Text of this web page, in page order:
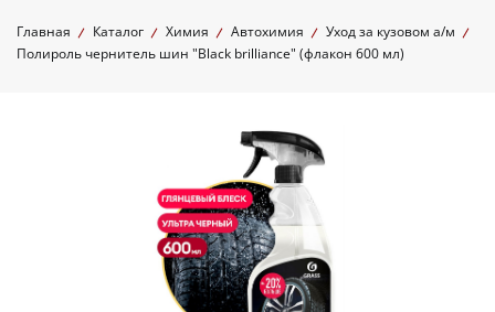
Главная Каталог Химия Автохимия
Уход за кузовом а/м
Полироль чернитель шин "Black brilliance" (флакон 600 мл)